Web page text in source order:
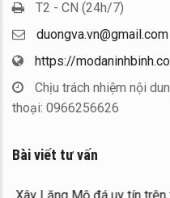
T2 - CN (24h/7)
duongva.vn@gmail.com
https://
Chịu trách nhiệm nội
thoại: 0966256626
Bài viết tư vấn